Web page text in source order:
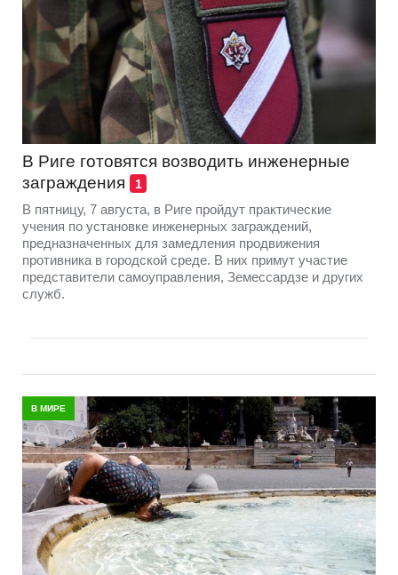
В Риге готовятся возводить инженерные
заграждения
1
В пятницу, 7 августа, в Риге пройдут практические
учения по установке инженерных заграждений,
предназначенных для замедления продвижения
противника в городской среде. В них примут участие
представители самоуправления, Земессардзе и других
служб.
В МИРЕ